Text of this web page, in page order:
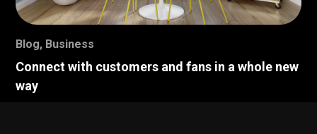
Blog, Business
Connect with customers and fans in a whole new
way